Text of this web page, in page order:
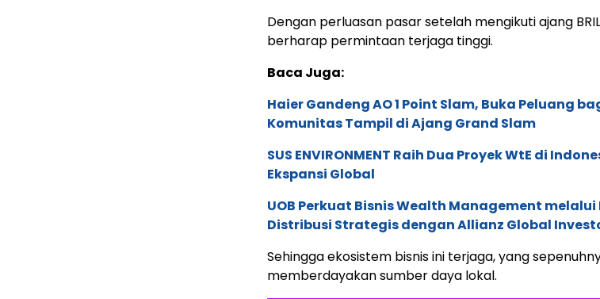
Dengan perluasan pasar setelah mengikuti ajang
berharap permintaan terjaga tinggi.
Baca Juga:
Haier Gandeng AO 1 Point Slam, Buka Peluang
Komunitas Tampil di Ajang Grand Slam
SUS ENVIRONMENT Raih Dua Proyek WtE di
Ekspansi Global
UOB Perkuat Bisnis Wealth Management
Distribusi Strategis dengan Allianz Global
Sehingga ekosistem bisnis ini terjaga, yang
memberdayakan sumber daya lokal.